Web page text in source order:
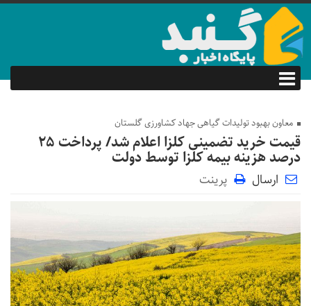
معاون بهبود تولیدات گیاهی جهاد کشاورزی گلستان
قیمت خرید تضمینی کلزا اعلام شد/ پرداخت ۲۵
درصد هزینه بیمه کلزا توسط دولت
ارسال پرینت